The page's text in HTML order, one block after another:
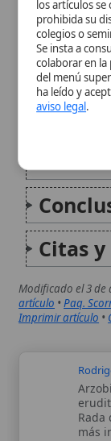
Citas y
Rodrigo
erudito
Rada
más
Toledo;
una
Benín